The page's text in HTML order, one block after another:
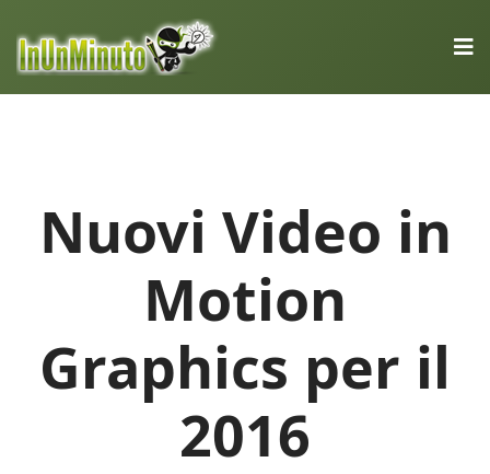
Nuovi Video in
Motion
Graphics per il
2016